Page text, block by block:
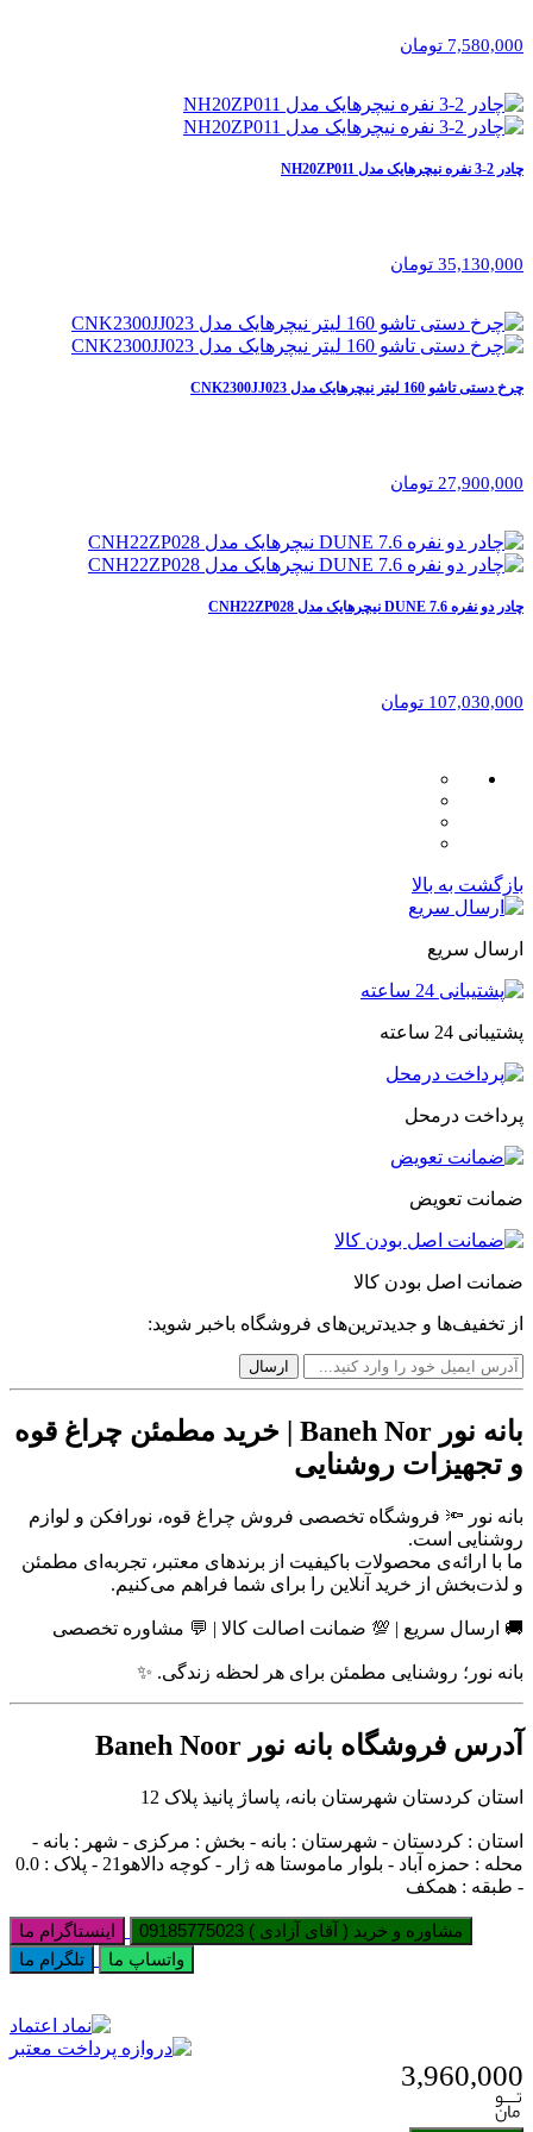
7,580,000 تومان
چادر 2-3 نفره نیچرهایک مدل NH20ZP011
35,130,000 تومان
چرخ دستی تاشو 160 لیتر نیچرهایک مدل CNK2300JJ023
27,900,000 تومان
چادر دو نفره 7.6 DUNE نیچرهایک مدل CNH22ZP028
107,030,000 تومان
بازگشت به بالا
ارسال سریع
پشتیبانی 24 ساعته
پرداخت درمحل
ضمانت تعویض
ضمانت اصل بودن کالا
از تخفیف‌ها و جدیدترین‌های فروشگاه باخبر شوید:
بانه نور Baneh Nor | خرید مطمئن چراغ قوه
و تجهیزات روشنایی
بانه نور 🔦 فروشگاه تخصصی فروش چراغ قوه، نورافکن و لوازم
روشنایی است.
ما با ارائه‌ی محصولات باکیفیت از برندهای معتبر، تجربه‌ای مطمئن
و لذت‌بخش از خرید آنلاین را برای شما فراهم می‌کنیم.
🚚 ارسال سریع | 💯 ضمانت اصالت کالا | 💬 مشاوره تخصصی
بانه نور؛ روشنایی مطمئن برای هر لحظه زندگی. ✨
آدرس فروشگاه بانه نور Baneh Noor
استان کردستان شهرستان بانه، پاساژ پانیذ پلاک 12
استان : کردستان - شهرستان : بانه - بخش : مرکزی - شهر : بانه -
محله : حمزه آباد - بلوار ماموستا هه ژار - کوچه دالاهو21 - پلاک : 0.0
- طبقه : همکف
مشاوره و خرید ( آقای آزادی ) 09185775023
اینستاگرام ما
واتساپ ما
تلگرام ما
3,960,000